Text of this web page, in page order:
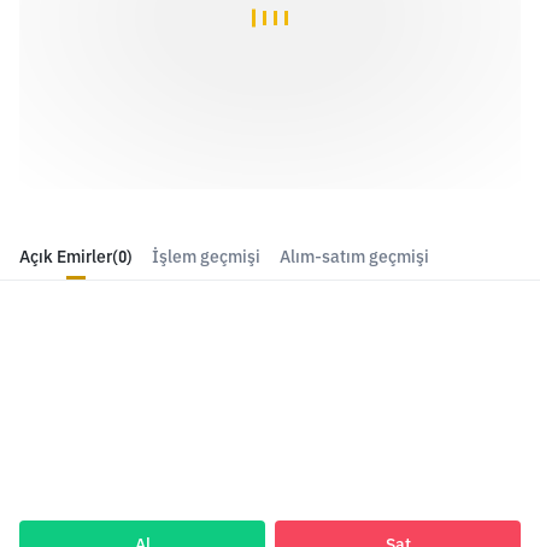
Açık Emirler(0) İşlem geçmişi Alım-satım geçmişi